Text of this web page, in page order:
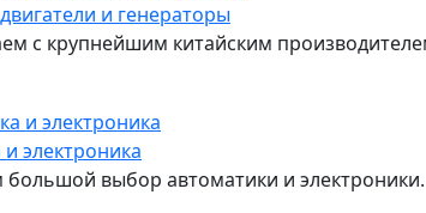
и генераторы
с крупнейшим китайским
электроника
большой выбор автоматики и электроники.